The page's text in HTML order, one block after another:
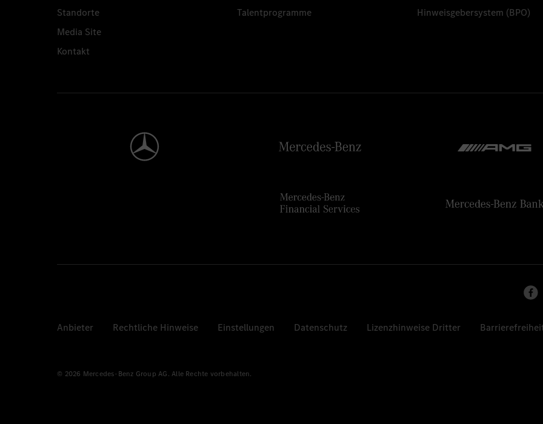
Standorte
Media Site
Kontakt
Talentprogramme
Hinweisgebersystem (BPO)
Anbieter Rechtliche Hinweise Einstellungen Datenschutz Lizenzhinweise Dritter
© 2026 Mercedes-Benz Group AG. Alle Rechte vorbehalten.